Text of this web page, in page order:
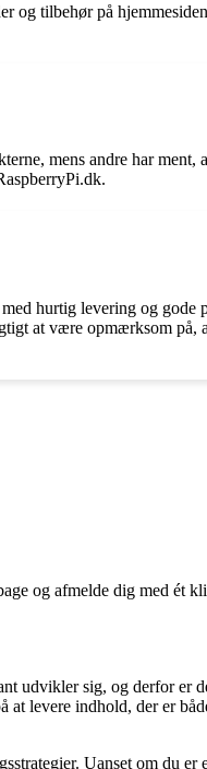
og tilbehør på
mens andre har ment,
hurtig levering og gode
at være opmærksom på,
og afmelde dig med ét
udvikler sig, og derfor er
at levere indhold, der er
Uanset om du er